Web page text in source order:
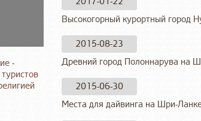
-
Высокогорный курортный город
2015-08-23
Древний город Полоннарува на
2015-06-30
Места для дайвинга на Шри-